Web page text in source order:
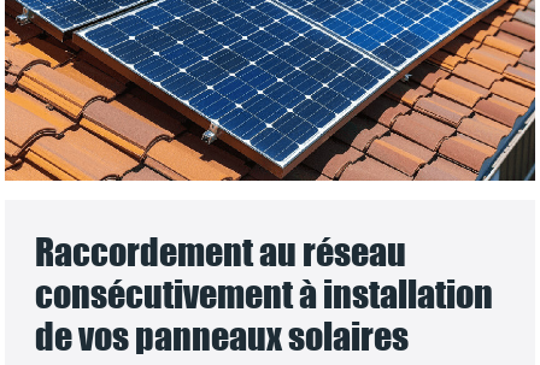
Raccordement au réseau
consécutivement à installation
de vos panneaux solaires